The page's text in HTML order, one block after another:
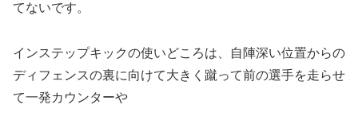
てないです。
インステップキックの使いどころは、自陣深い位置からの
ディフェンスの裏に向けて大きく蹴って前の選手を走らせ
て一発カウンターや